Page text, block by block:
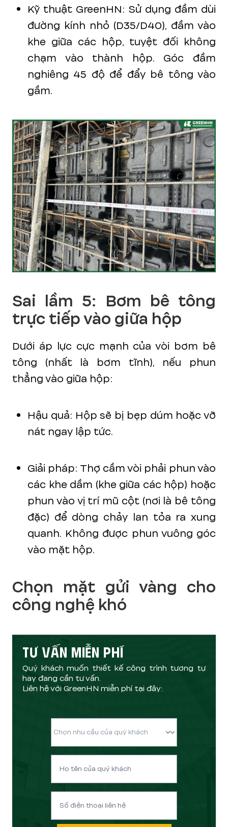
Kỹ thuật GreenHN: Sử dụng đầm dùi
đường kính nhỏ (D35/D40), đầm vào
khe giữa các hộp, tuyệt đối không
chạm vào thành hộp. Góc đầm
nghiêng 45 độ để đẩy bê tông vào
gầm.
Sai lầm 5: Bơm bê tông
trực tiếp vào giữa hộp
Dưới áp lực cực mạnh của vòi bơm bê
tông (nhất là bơm tĩnh), nếu phun
thẳng vào giữa hộp:
Hậu quả: Hộp sẽ bị bẹp dúm hoặc vỡ
nát ngay lập tức.
Giải pháp: Thợ cầm vòi phải phun vào
các khe dầm (khe giữa các hộp) hoặc
phun vào vị trí mũ cột (nơi là bê tông
đặc) để dòng chảy lan tỏa ra xung
quanh. Không được phun vuông góc
vào mặt hộp.
Chọn mặt gửi vàng cho
công nghệ khó
TƯ VẤN MIỄN PHÍ
Quý khách muốn thiết kế công trình tương tự
hay đang cần tư vấn.
Liên hệ với GreenHN miễn phí tại đây: